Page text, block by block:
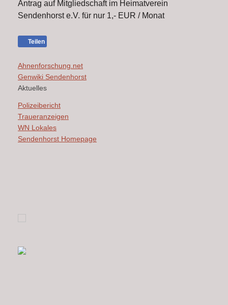
Antrag auf Mitgliedschaft im Heimatverein
Sendenhorst e.V. für nur 1,- EUR / Monat
Teilen
Ahnenforschung.net
Genwiki Sendenhorst
Aktuelles
Polizeibericht
Traueranzeigen
WN Lokales
Sendenhorst Homepage